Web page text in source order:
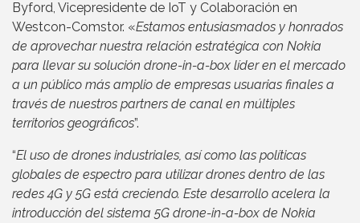
Byford, Vicepresidente de IoT y Colaboración en
Westcon-Comstor. «Estamos entusiasmados y honrados
de aprovechar nuestra relación estratégica con Nokia
para llevar su solución drone-in-a-box líder en el mercado
a un público más amplio de empresas usuarias finales a
través de nuestros partners de canal en múltiples
territorios geográficos”.
“El uso de drones industriales, así como las políticas
globales de espectro para utilizar drones dentro de las
redes 4G y 5G está creciendo. Este desarrollo acelera la
introducción del sistema 5G drone-in-a-box de Nokia